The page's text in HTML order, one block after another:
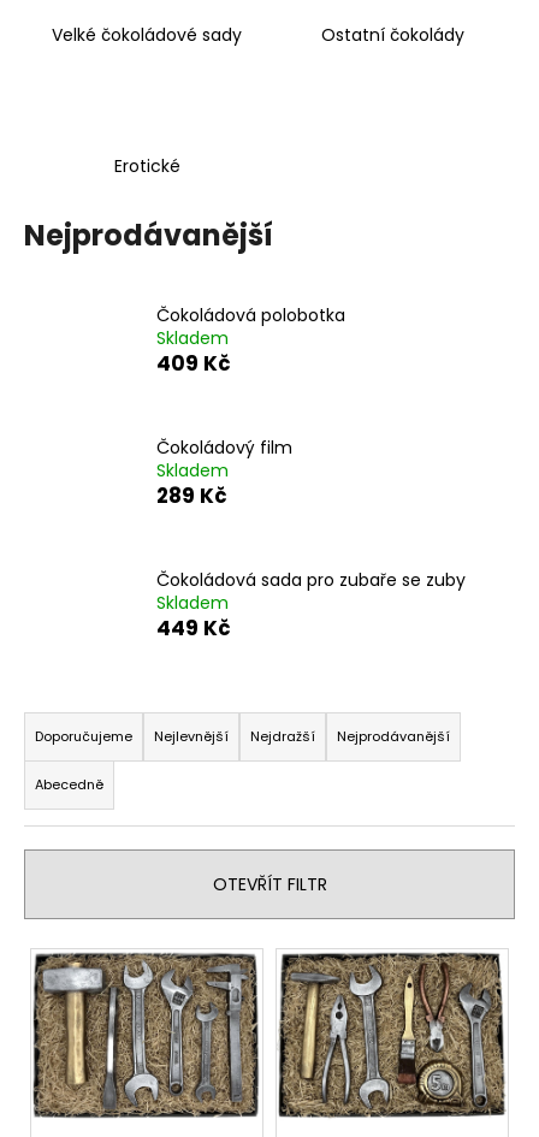
Velké čokoládové sady Ostatní čokolády
Erotické
Nejprodávanější
Čokoládová polobotka
Skladem
409 Kč
Čokoládový film
Skladem
289 Kč
Čokoládová sada pro zubaře se zuby
Skladem
449 Kč
Ř
a
z
e
n
r
o
d
u
k
t
ů
Doporučujeme Nejlevnější Nejdražší Nejprodávanější
Abecedně
OTEVŘÍT FILTR
V
ý
p
s
p
o
p